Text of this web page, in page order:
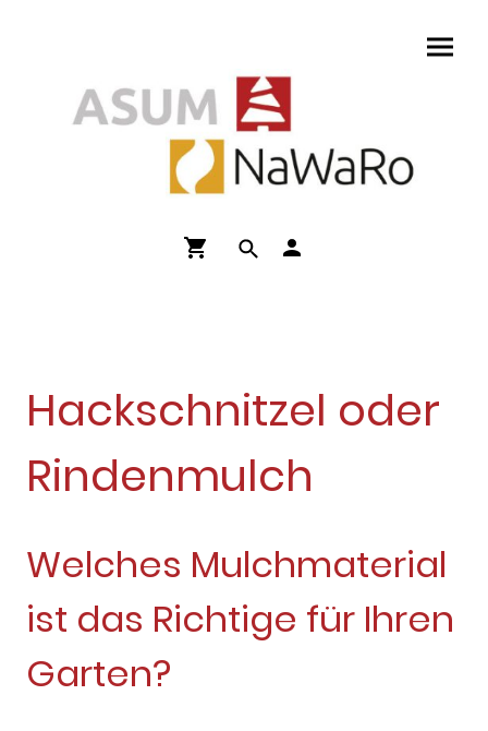
Hackschnitzel oder
Rindenmulch
Welches Mulchmaterial
ist das Richtige für Ihren
Garten?